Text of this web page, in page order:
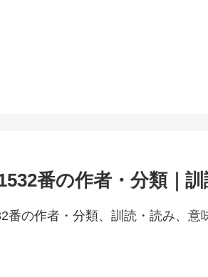
番の作者・分類｜
番の作者・分類、訓読・読み、